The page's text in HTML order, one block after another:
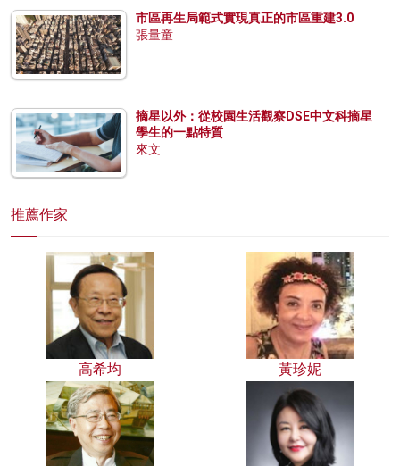
市區再生局範式實現真正的市區重建3.0
張量童
摘星以外：從校園生活觀察DSE中文科摘星
學生的一點特質
來文
推薦作家
高希均 黃珍妮